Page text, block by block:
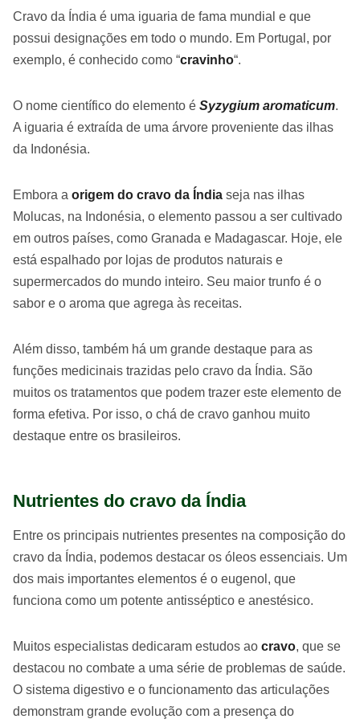
Cravo da Índia é uma iguaria de fama mundial e que
possui designações em todo o mundo. Em Portugal, por
exemplo, é conhecido como “cravinho“.
O nome científico do elemento é Syzygium aromaticum.
A iguaria é extraída de uma árvore proveniente das ilhas
da Indonésia.
Embora a origem do cravo da Índia seja nas ilhas
Molucas, na Indonésia, o elemento passou a ser cultivado
em outros países, como Granada e Madagascar. Hoje, ele
está espalhado por lojas de produtos naturais e
supermercados do mundo inteiro. Seu maior trunfo é o
sabor e o aroma que agrega às receitas.
Além disso, também há um grande destaque para as
funções medicinais trazidas pelo cravo da Índia. São
muitos os tratamentos que podem trazer este elemento de
forma efetiva. Por isso, o chá de cravo ganhou muito
destaque entre os brasileiros.
Nutrientes do cravo da Índia
Entre os principais nutrientes presentes na composição do
cravo da Índia, podemos destacar os óleos essenciais. Um
dos mais importantes elementos é o eugenol, que
funciona como um potente antisséptico e anestésico.
Muitos especialistas dedicaram estudos ao cravo, que se
destacou no combate a uma série de problemas de saúde.
O sistema digestivo e o funcionamento das articulações
demonstram grande evolução com a presença do